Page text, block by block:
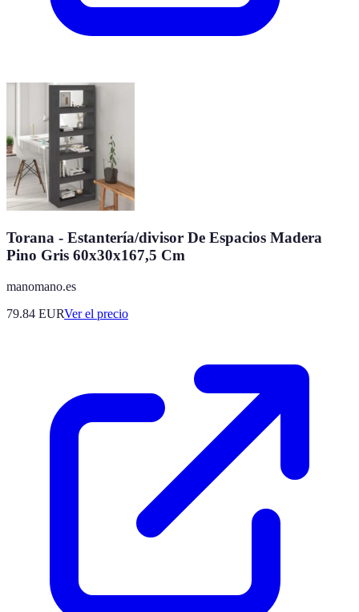
Torana - Estantería/divisor De Espacios Madera
Pino Gris 60x30x167,5 Cm
manomano.es
79.84 EURVer el precio